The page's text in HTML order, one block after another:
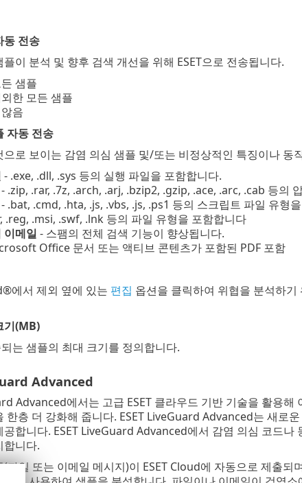
동 전송
이 분석 및 향후 검색 개선을 위해 ESET으로 전송됩니다.
샘플
한 모든 샘플
음
자동 전송
으로 보이는 감염 의심 샘플 및/또는 비정상적인 특징이나 동
- .exe, .dll, .sys 등의 실행 파일을 포함합니다.
- .zip, .rar, .7z, .arch, .arj, .bzip2, .gzip, .ace, .arc, .cab 등의
.bat, .cmd, .hta, .js, .vbs, .js, .ps1 등의 스크립트 파일 유형
.reg, .msi, .swf, .lnk 등의 파일 유형을 포함합니다
이메일 - 스팸의 전체 검색 기능이 향상됩니다.
Office 문서 또는 액티브 콘텐츠가 포함된 PDF 포함
에서 제외 옆에 있는 편집 옵션을 클릭하여 위협을 분석하기
기(MB)
는 샘플의 최대 크기를 정의합니다.
Advanced
Advanced에서는 고급 ESET 클라우드 기반 기술을 활용
한층 더 강화해 줍니다. ESET LiveGuard Advanced는 새로
공합니다. ESET LiveGuard Advanced에서 감염 의심 코드
합니다.
파일 또는 이메일 메시지)이 ESET Cloud에 자동으로 제출